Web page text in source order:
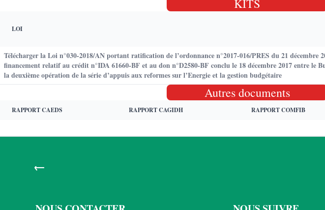
KITS
LOI
Télécharger la Loi n°030-2018/AN portant ratification de l’ordonnance n°2017-016/PRES du 21
financement relatif au crédit n°IDA 61660-BF et au don n°D2580-BF conclu le 18 décembre 2017 entre le
la deuxième opération de la série d’appuis aux reformes sur l’Energie et la gestion budgétaire
Autres documents
RAPPORT CAEDS RAPPORT CAGIDH RAPPORT COMFIB
←